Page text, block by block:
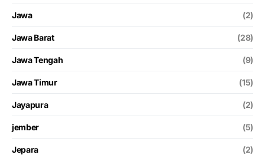
Jawa (2)
Jawa Barat (28)
Jawa Tengah (9)
Jawa Timur (15)
Jayapura (2)
jember (5)
Jepara (2)